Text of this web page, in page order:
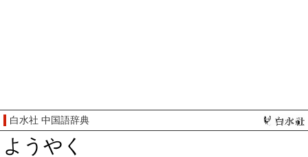
白水社 中国語辞典
ようやく